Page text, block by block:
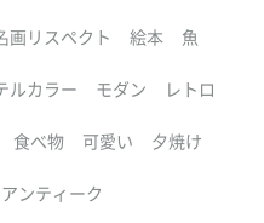
画リスペクト 絵本 魚
ルカラー モダン レトロ
食べ物 可愛い 夕焼け
アンティーク